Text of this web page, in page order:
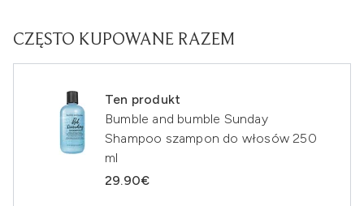
CZĘSTO KUPOWANE RAZEM
Ten produkt
Bumble and bumble Sunday
Shampoo szampon do włosów 250
ml
29.90€